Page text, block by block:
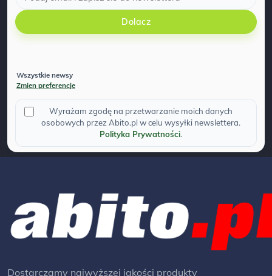
Dolacz
Wszystkie newsy
Zmien preferencje
Wyrażam zgodę na przetwarzanie moich danych
osobowych przez Abito.pl w celu wysyłki newslettera.
Polityka Prywatności.
Dostarczamy najwyższej jakości produkty